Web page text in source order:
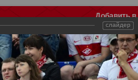
Добавить в
слайдер